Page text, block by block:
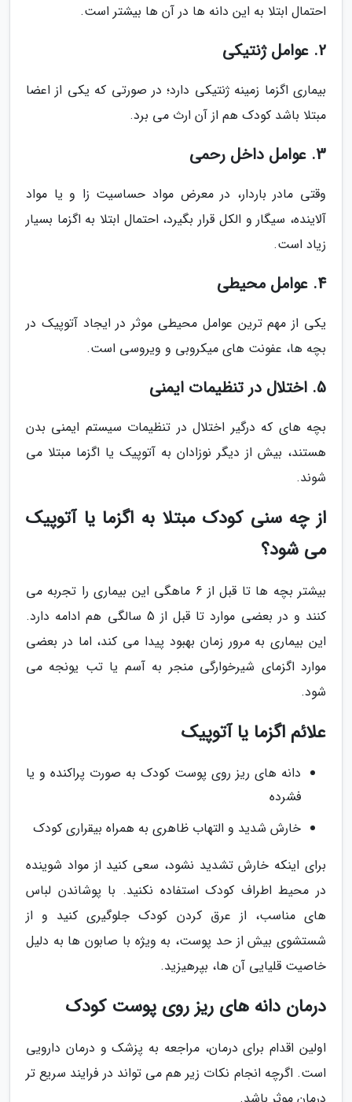
احتمال ابتلا به این دانه ها در آن ها بیشتر است.
2. عوامل ژنتیکی
بیماری اگزما زمینه ژنتیکی دارد؛ در صورتی که یکی از اعضا
مبتلا باشد کودک هم از آن ارث می برد.
3. عوامل داخل رحمی
وقتی مادر باردار، در معرض مواد حساسیت زا و یا مواد
آلاینده، سیگار و الکل قرار بگیرد، احتمال ابتلا به اگزما بسیار
زیاد است.
4. عوامل محیطی
یکی از مهم ترین عوامل محیطی موثر در ایجاد آتوپیک در
بچه ها، عفونت های میکروبی و ویروسی است.
5. اختلال در تنظیمات ایمنی
بچه های که درگیر اختلال در تنظیمات سیستم ایمنی بدن
هستند، بیش از دیگر نوزادان به آتوپیک یا اگزما مبتلا می
شوند.
از چه سنی کودک مبتلا به اگزما یا آتوپیک
می شود؟
بیشتر بچه ها تا قبل از 6 ماهگی این بیماری را تجربه می
کنند و در بعضی موارد تا قبل از 5 سالگی هم ادامه دارد.
این بیماری به مرور زمان بهبود پیدا می کند، اما در بعضی
موارد اگزمای شیرخوارگی منجر به آسم یا تب یونجه می
شود.
علائم اگزما یا آتوپیک
دانه های ریز روی پوست کودک به صورت پراکنده و یا
فشرده
خارش شدید و التهاب ظاهری به همراه بیقراری کودک
برای اینکه خارش تشدید نشود، سعی کنید از مواد شوینده
در محیط اطراف کودک استفاده نکنید. با پوشاندن لباس
های مناسب، از عرق کردن کودک جلوگیری کنید و از
شستشوی بیش از حد پوست، به ویژه با صابون ها به دلیل
خاصیت قلیایی آن ها، بپرهیزید.
درمان دانه های ریز روی پوست کودک
اولین اقدام برای درمان، مراجعه به پزشک و درمان دارویی
است. اگرچه انجام نکات زیر هم می تواند در فرایند سریع تر